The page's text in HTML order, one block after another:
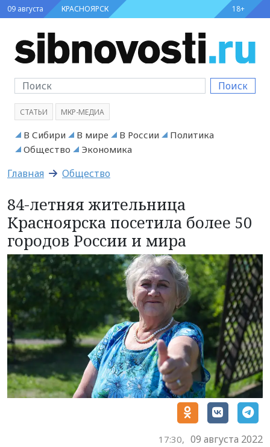
09 августа КРАСНОЯРСК 18+
Поиск
СТАТЬИ МКР-МЕДИА
В Сибири В мире В России
Политика
Общество
Экономика
Главная Общество
84-летняя жительница
Красноярска посетила более 50
городов России и мира
17:30, 09 августа 2022